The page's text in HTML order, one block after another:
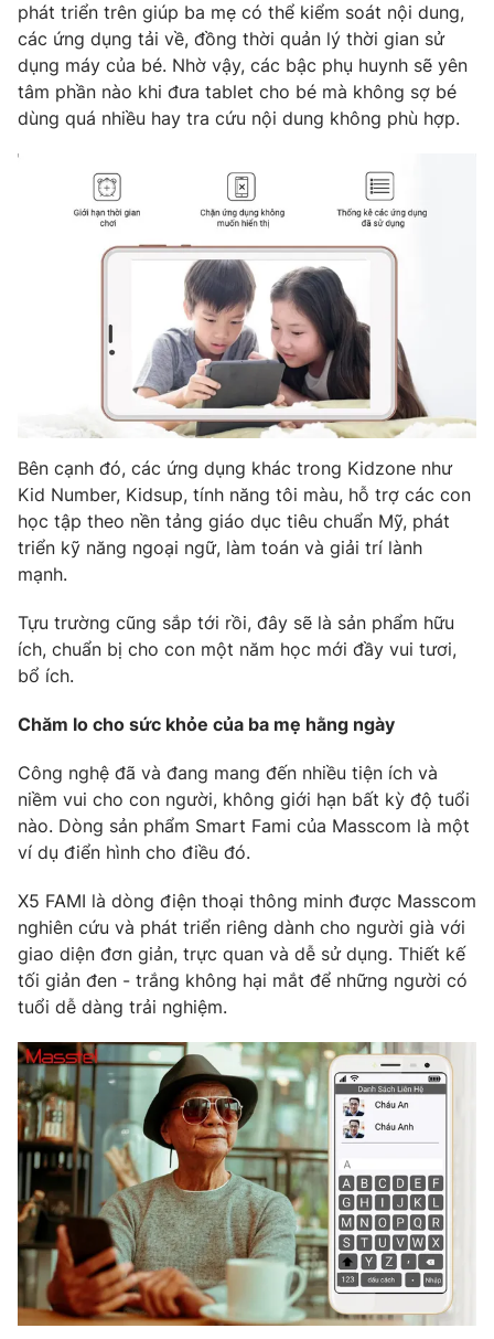
Theo dõi báo trên
Cơ quan chủ quản:Đài Truyền hình Việt Nam
Cơ quan báo chí: Thời báo VTV
Giấy phép hoạt động báo in và báo điện tử số 483/GP-BTTTT
cấp ngày 29/12/2023
Tổng Biên tập:Vũ Thanh Thủy
Nguyễn Trọng Ninh
024.38 355 931 - 024.38 355 932
Ðiện thoại Thời báo VTV: 024.66 897 897
toasoan@vtv.vn
Liên hệ quảng cáo:024-7300.7108
thuận bằng văn bản. Ghi rõ nguồn VTV.vn khi phát hành lại
thông tin từ website này.
phát triển trên giúp ba mẹ có thể kiểm soát nội dung,
các ứng dụng tải về, đồng thời quản lý thời gian sử
dụng máy của bé. Nhờ vậy, các bậc phụ huynh sẽ yên
tâm phần nào khi đưa tablet cho bé mà không sợ bé
dùng quá nhiều hay tra cứu nội dung không phù hợp.
Bên cạnh đó, các ứng dụng khác trong Kidzone như
Kid Number, Kidsup, tính năng tôi màu, hỗ trợ các con
học tập theo nền tảng giáo dục tiêu chuẩn Mỹ, phát
triển kỹ năng ngoại ngữ, làm toán và giải trí lành
mạnh.
Tựu trường cũng sắp tới rồi, đây sẽ là sản phẩm hữu
ích, chuẩn bị cho con một năm học mới đầy vui tươi,
bổ ích.
Chăm lo cho sức khỏe của ba mẹ hằng ngày
Công nghệ đã và đang mang đến nhiều tiện ích và
niềm vui cho con người, không giới hạn bất kỳ độ tuổi
nào. Dòng sản phẩm Smart Fami của Masscom là một
ví dụ điển hình cho điều đó.
X5 FAMI là dòng điện thoại thông minh được Masscom
nghiên cứu và phát triển riêng dành cho người già với
giao diện đơn giản, trực quan và dễ sử dụng. Thiết kế
tối giản đen - trắng không hại mắt để những người có
tuổi dễ dàng trải nghiệm.